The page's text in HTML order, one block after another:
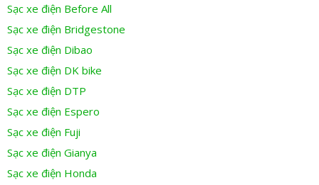
Sạc xe điện Before All
Sạc xe điện Bridgestone
Sạc xe điện Dibao
Sạc xe điện DK bike
Sạc xe điện DTP
Sạc xe điện Espero
Sạc xe điện Fuji
Sạc xe điện Gianya
Sạc xe điện Honda